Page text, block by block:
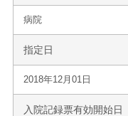
病院
指定日
2018年12月01日
入院記録票有効開始日